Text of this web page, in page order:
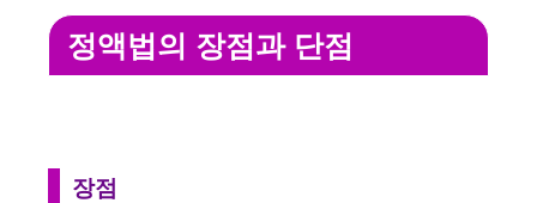
정액법의 장점과 단점
장점